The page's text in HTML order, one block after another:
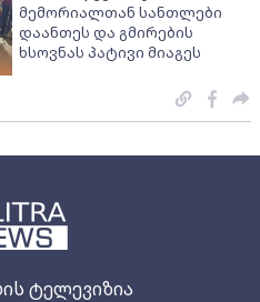
ტელევიზია
მემორიალთან სანთლები
დაანთეს და გმირების
ხსოვნას პატივი მიაგეს